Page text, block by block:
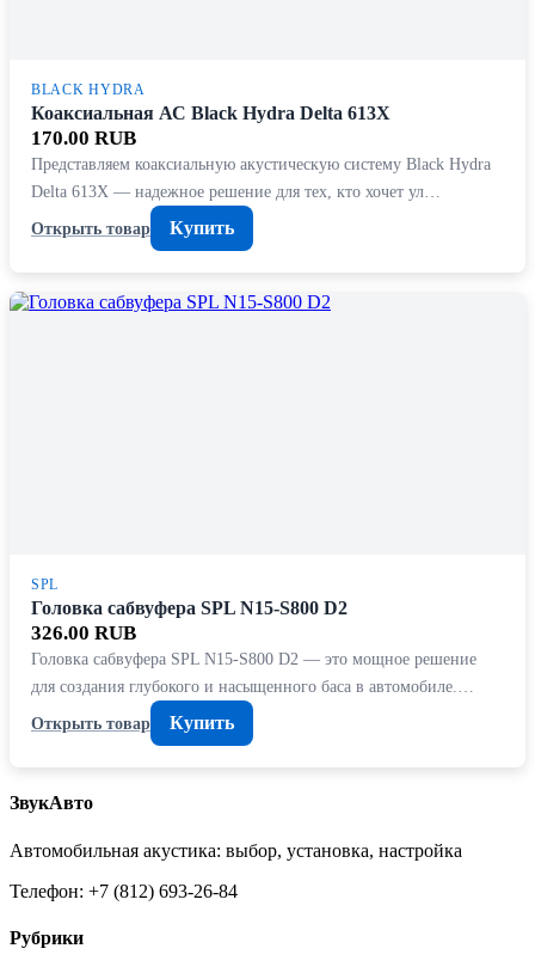
BLACK HYDRA
Коаксиальная АС Black Hydra Delta 613X
170.00 RUB
Представляем коаксиальную акустическую систему Black Hydra
Delta 613X — надежное решение для тех, кто хочет ул…
Открыть товар
Купить
SPL
Головка сабвуфера SPL N15-S800 D2
326.00 RUB
Головка сабвуфера SPL N15-S800 D2 — это мощное решение
для создания глубокого и насыщенного баса в автомобиле.…
Открыть товар
Купить
ЗвукАвто
Автомобильная акустика: выбор, установка, настройка
Телефон: +7 (812) 693-26-84
Рубрики